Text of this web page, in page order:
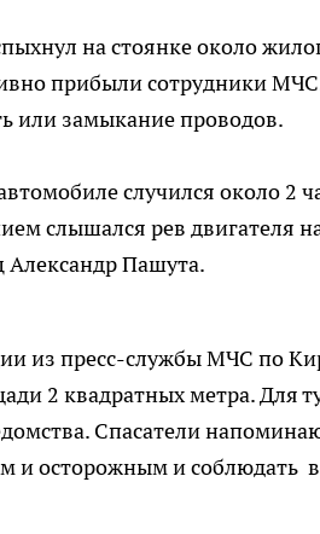
на стоянке около
прибыли сотрудники
или замыкание проводов.
случился около 2
слышался рев двигателя
Александр Пашута.
из пресс-службы МЧС по
2 квадратных метра. Для
Спасатели
и осторожным и соблюдать